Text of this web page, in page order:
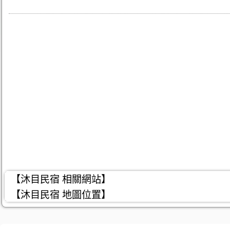
【沐目民宿 相關網站】
【沐目民宿 地圖位置】